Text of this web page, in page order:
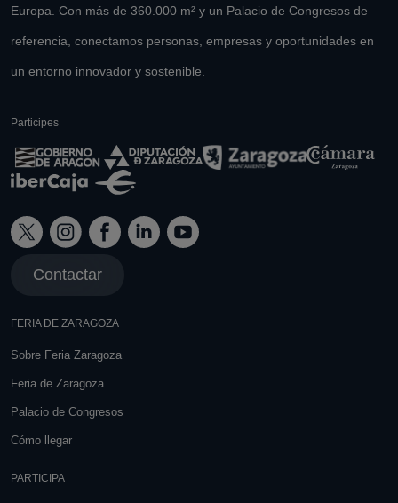
Europa. Con más de 360.000 m² y un Palacio de Congresos de
referencia, conectamos personas, empresas y oportunidades en
un entorno innovador y sostenible.
Participes
Contactar
FERIA DE ZARAGOZA
Sobre Feria Zaragoza
Feria de Zaragoza
Palacio de Congresos
Cómo llegar
PARTICIPA